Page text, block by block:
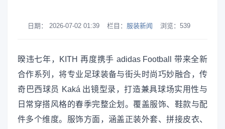
日期： 2026-07-02 01:39 栏目： 服装新闻 浏览： 539
暌违七年，KITH 再度携手 adidas Football 带来全新
合作系列，将专业足球装备与街头时尚巧妙融合，传
奇巴西球员 Kaká 出镜型录，打造兼具球场实用性与
日常穿搭风格的春季完整企划。覆盖服饰、鞋款与配
件多个维度。服饰方面，涵盖正装外套、拼接皮衣、